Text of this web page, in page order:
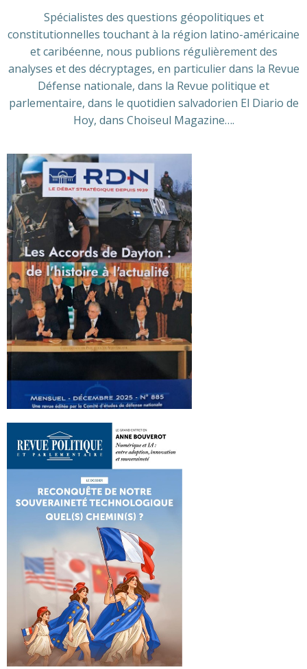
Spécialistes des questions géopolitiques et
constitutionnelles touchant à la région latino-américaine
et caribéenne, nous publions régulièrement des
analyses et des décryptages, en particulier dans la Revue
Défense nationale, dans la Revue politique et
parlementaire, dans le quotidien salvadorien El Diario de
Hoy, dans Choiseul Magazine….